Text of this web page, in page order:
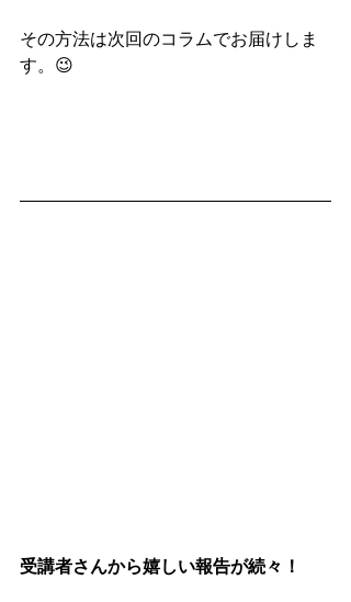
その方法は次回のコラムでお届けしま
す。😉
受講者さんから嬉しい報告が続々！